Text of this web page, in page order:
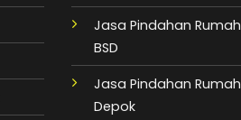
Jasa Pindahan Rumah
BSD
Jasa Pindahan Rumah
Depok